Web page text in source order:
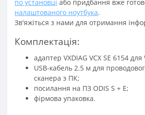
по установці або придбання вже
налаштованого ноутбука.
Зв'яжіться з нами для отримання
Комплектація:
адаптер VXDIAG VCX SE 6154 для
USB-кабель 2.5 м для
сканера з ПК;
посилання на ПЗ ODIS S + E;
фірмова упаковка.